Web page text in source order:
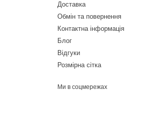
Доставка
Обмін та повернення
Контактна інформація
Блог
Відгуки
Розмірна сітка
Ми в соцмережах